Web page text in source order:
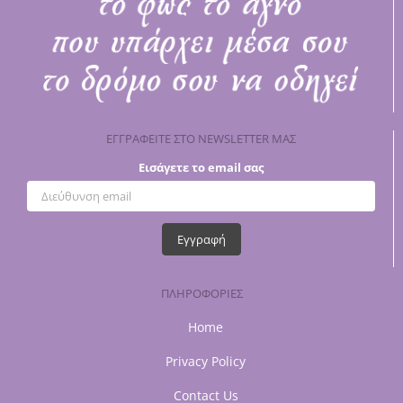
ΕΓΓΡΑΦΕΙΤΕ ΣΤΟ NEWSLETTER ΜΑΣ
Εισάγετε το email σας
ΠΛΗΡΟΦΟΡΙΕΣ
Home
Privacy Policy
Contact Us